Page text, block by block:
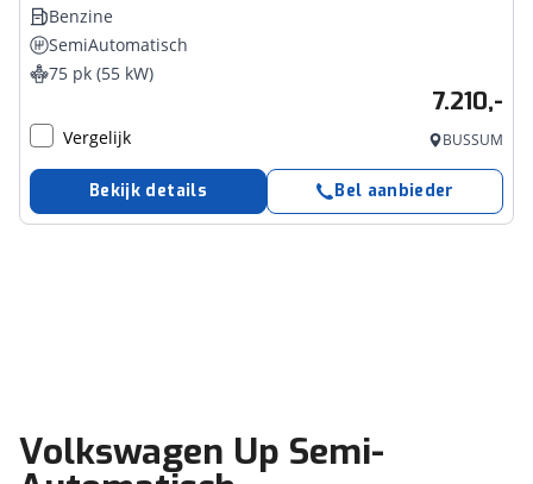
Benzine
SemiAutomatisch
75 pk (55 kW)
7.210,-
Vergelijk BUSSUM
Bekijk details Bel aanbieder
Volkswagen Up Semi-